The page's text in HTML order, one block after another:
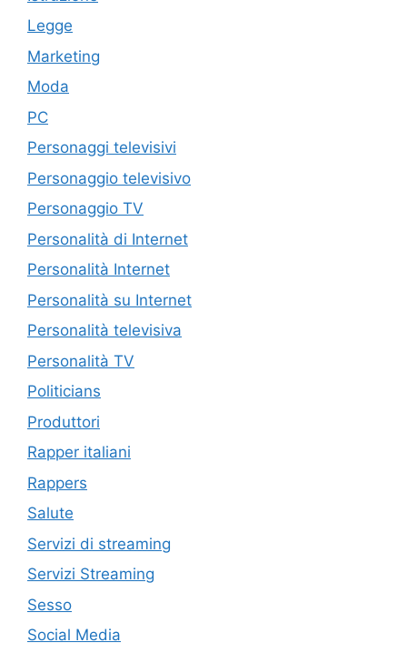
Legge
Marketing
Moda
PC
Personaggi televisivi
Personaggio televisivo
Personaggio TV
Personalità di Internet
Personalità Internet
Personalità su Internet
Personalità televisiva
Personalità TV
Politicians
Produttori
Rapper italiani
Rappers
Salute
Servizi di streaming
Servizi Streaming
Sesso
Social Media